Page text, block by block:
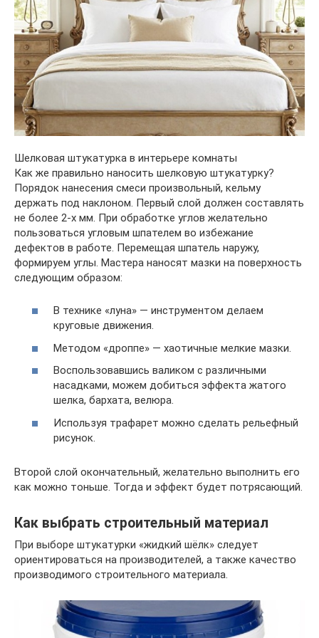
Шелковая штукатурка в интерьере комнаты
Как же правильно наносить шелковую штукатурку?
Порядок нанесения смеси произвольный, кельму
держать под наклоном. Первый слой должен составлять
не более 2-х мм. При обработке углов желательно
пользоваться угловым шпателем во избежание
дефектов в работе. Перемещая шпатель наружу,
формируем углы. Мастера наносят мазки на поверхность
следующим образом:
В технике «луна» — инструментом делаем
круговые движения.
Методом «дроппе» — хаотичные мелкие мазки.
Воспользовавшись валиком с различными
насадками, можем добиться эффекта жатого
шелка, бархата, велюра.
Используя трафарет можно сделать рельефный
рисунок.
Второй слой окончательный, желательно выполнить его
как можно тоньше. Тогда и эффект будет потрясающий.
Как выбрать строительный материал
При выборе штукатурки «жидкий шёлк» следует
ориентироваться на производителей, а также качество
производимого строительного материала.